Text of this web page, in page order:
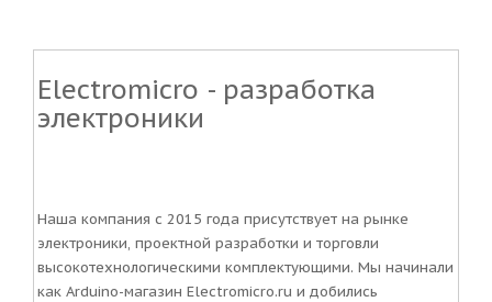
Electromicro - разработка
электроники
Наша компания с 2015 года присутствует на рынке
электроники, проектной разработки и торговли
высокотехнологическими комплектующими. Мы начинали
как Arduino-магазин Electromicro.ru и добились